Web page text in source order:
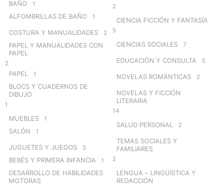
BAÑO 1
ALFOMBRILLAS DE BAÑO 1
COSTURA Y MANUALIDADES 2
PAPEL Y MANUALIDADES CON
PAPEL
2
PAPEL 1
BLOCS Y CUADERNOS DE
DIBUJO
1
MUEBLES 1
SALÓN 1
JUGUETES Y JUEGOS 5
BEBÉS Y PRIMERA INFANCIA 1
DESARROLLO DE HABILIDADES
MOTORAS
2
CIENCIA FICCIÓN Y FANTASÍA
5
CIENCIAS SOCIALES 7
EDUCACIÓN Y CONSULTA 5
NOVELAS ROMÁNTICAS 2
NOVELAS Y FICCIÓN
LITERARIA
14
SALUD PERSONAL 2
TEMAS SOCIALES Y
FAMILIARES
2
LENGUA – LINGÜÍSTICA Y
REDACCIÓN